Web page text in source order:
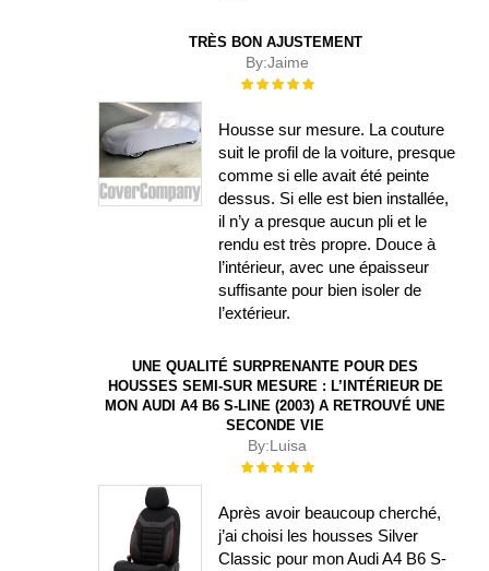
TRÈS BON AJUSTEMENT
By:Jaime
Évaluation :
Housse sur mesure. La couture
suit le profil de la voiture, presque
comme si elle avait été peinte
dessus. Si elle est bien installée,
il n’y a presque aucun pli et le
rendu est très propre. Douce à
l’intérieur, avec une épaisseur
suffisante pour bien isoler de
l’extérieur.
UNE QUALITÉ SURPRENANTE POUR DES
HOUSSES SEMI-SUR MESURE : L’INTÉRIEUR DE
MON AUDI A4 B6 S-LINE (2003) A RETROUVÉ UNE
SECONDE VIE
By:Luisa
Évaluation :
Après avoir beaucoup cherché,
j’ai choisi les housses Silver
Classic pour mon Audi A4 B6 S-